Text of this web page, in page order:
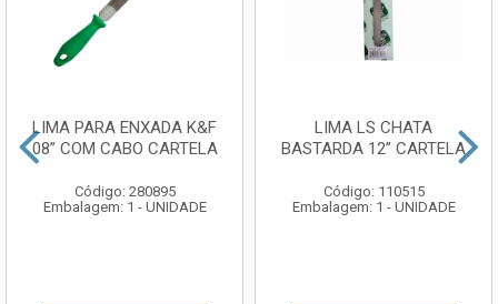
LIMA PARA ENXADA K&F
08” COM CABO CARTELA
Código: 280895
Embalagem: 1 - UNIDADE
LIMA LS CHATA
BASTARDA 12” CARTELA
Código: 110515
Embalagem: 1 - UNIDADE